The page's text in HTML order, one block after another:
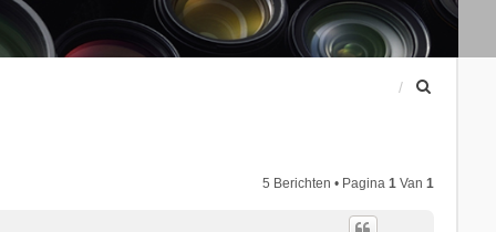
5 Berichten • Pagina1 Van1